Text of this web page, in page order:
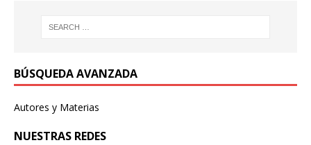
BÚSQUEDA AVANZADA
Autores y Materias
NUESTRAS REDES